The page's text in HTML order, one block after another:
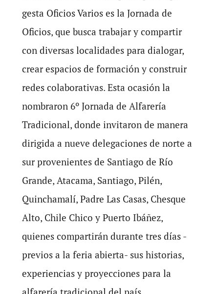
gesta Oficios Varios es la Jornada de
Oficios, que busca trabajar y compartir
con diversas localidades para dialogar,
crear espacios de formación y construir
redes colaborativas. Esta ocasión la
nombraron 6º Jornada de Alfarería
Tradicional, donde invitaron de manera
dirigida a nueve delegaciones de norte a
sur provenientes de Santiago de Río
Grande, Atacama, Santiago, Pilén,
Quinchamalí, Padre Las Casas, Chesque
Alto, Chile Chico y Puerto Ibáñez,
quienes compartirán durante tres días -
previos a la feria abierta- sus historias,
experiencias y proyecciones para la